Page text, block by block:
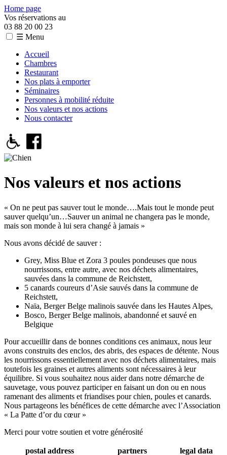
Home page
Vos réservations au
03 88 20 00 23
☰ Menu
Accueil
Chambres
Restaurant
Nos plats à emporter
Séminaires
Personnes à mobilité réduite
Nos valeurs et nos actions
Nous contacter
Nos valeurs et nos actions
« On ne peut pas sauver tout le monde….Mais tout le monde peut
sauver quelqu’un…Sauver un animal ne changera pas le monde,
mais son monde à lui sera changé à jamais »
Nous avons décidé de sauver :
Grey, Miss Blue et Zora 3 poules pondeuses que nous
nourrissons, entre autre, avec nos déchets alimentaires,
sauvées dans la commune de Reichstett,
5 canards coureurs d’Asie sauvés dans la commune de
Reichstett,
Naïa, Berger Belge malinois sauvée dans les Hautes Alpes,
Bosco, Berger Belge malinois, abandonné et sauvé en
Belgique
Pour accueillir dans de bonnes conditions ces animaux, nous leur
avons construits des enclos, des abris, des espaces de détente. Nous
les nourrissons essentiellement avec nos déchets alimentaires, mais
toutefois les graines et autres aliments sont nécessaires à leur
équilibre. Si vous souhaitez nous aider dans notre démarche de
sauvetage, vous pouvez participer en faisant un don ou en nous
ramenant des aliments et friandises pour chien, poules et canards.
Nous partageons les bénéfices de cette démarche avec l’Association
« La Patte d’or du cœur »
Merci pour votre soutien et votre générosité
postal address partners legal data